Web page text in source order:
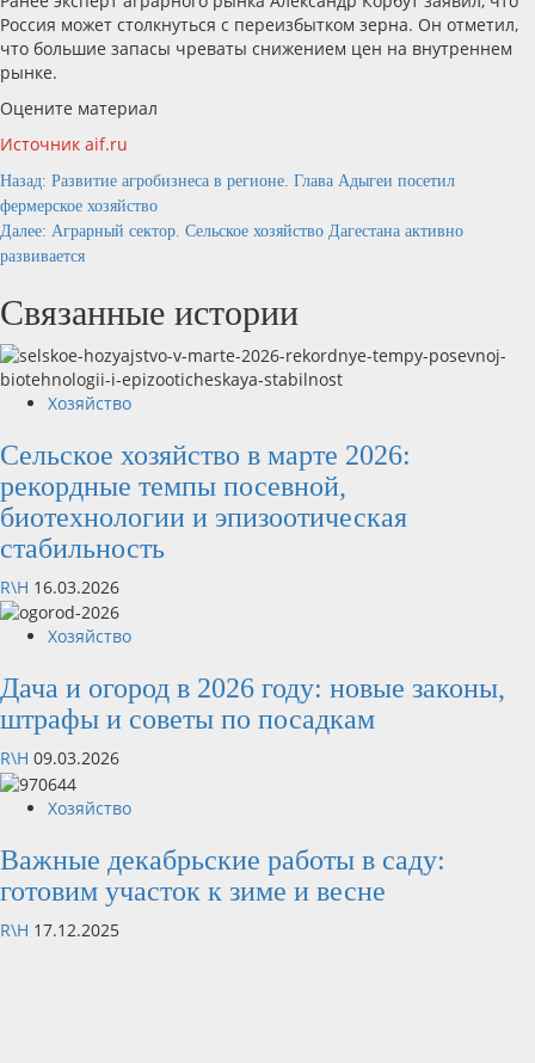
Россия может столкнуться с переизбытком зерна. Он отметил,
что большие запасы чреваты снижением цен на внутреннем
рынке.
Оцените материал
Источник aif.ru
Продолжить
чтение
Назад: Развитие агробизнеса в регионе. Глава Адыгеи посетил
фермерское хозяйство
Далее: Аграрный сектор. Сельское хозяйство Дагестана активно
развивается
Связанные истории
Хозяйство
Сельское хозяйство в марте 2026:
рекордные темпы посевной,
биотехнологии и эпизоотическая
стабильность
R\H 16.03.2026
Хозяйство
Дача и огород в 2026 году: новые законы,
штрафы и советы по посадкам
R\H 09.03.2026
Хозяйство
Важные декабрьские работы в саду:
готовим участок к зиме и весне
R\H 17.12.2025